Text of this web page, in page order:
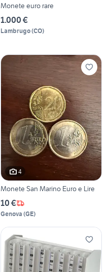
Monete euro rare
1.000 €
Lambrugo(CO)
4
Monete San Marino Euro e Lire
10 €
Genova (GE)